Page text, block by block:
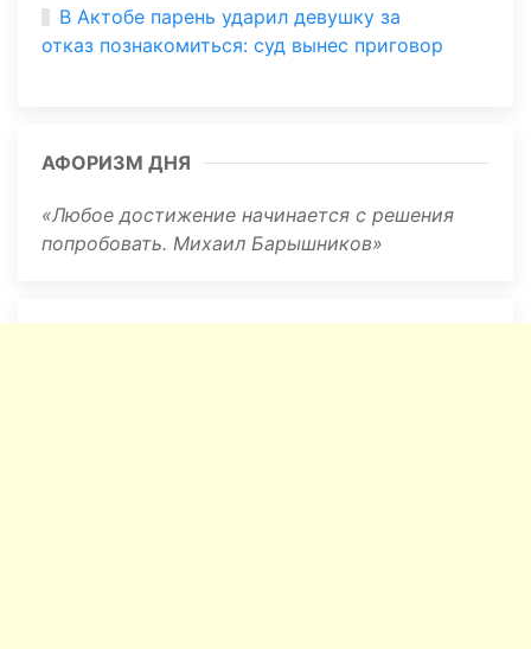
В Актобе парень ударил девушку за
отказ познакомиться: суд вынес приговор
АФОРИЗМ ДНЯ
Любое достижение начинается с решения
попробовать. Михаил Барышников